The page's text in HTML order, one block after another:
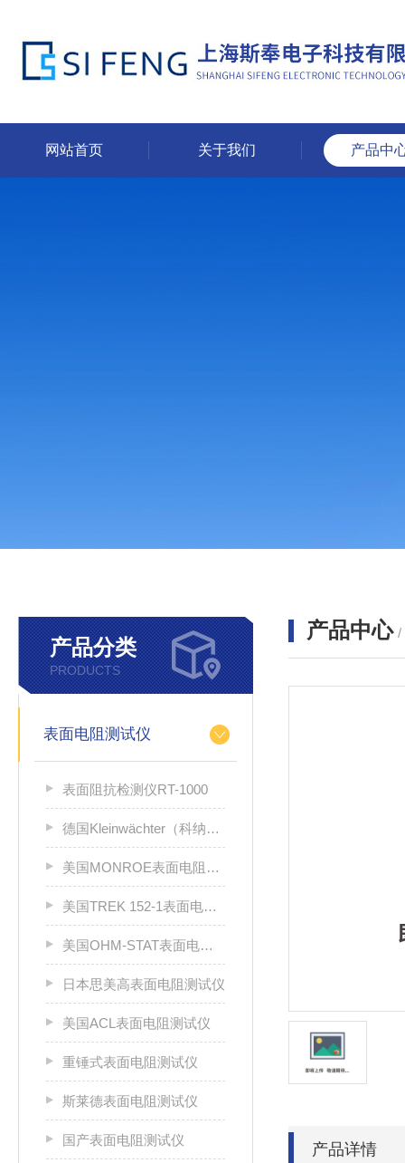
网站首页 关于我们 产品中
产品分类
PRODUCTS
表面电阻测试仪
表面阻抗检测仪RT-1000
德国Kleinwächter（科纳沃茨特）
美国MONROE表面电阻测试仪
美国TREK 152-1表面电阻测试仪
美国OHM-STAT表面电阻测试仪
日本思美高表面电阻测试仪
美国ACL表面电阻测试仪
重锤式表面电阻测试仪
斯莱德表面电阻测试仪
国产表面电阻测试仪
产品中心 /
产品详情